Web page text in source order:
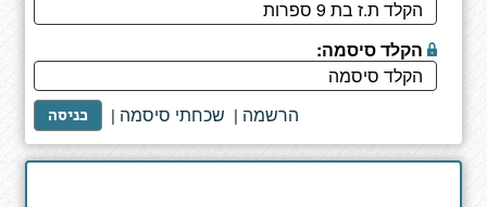
הקלד סיסמה:
כניסה | שכחתי סיסמה | הרשמה